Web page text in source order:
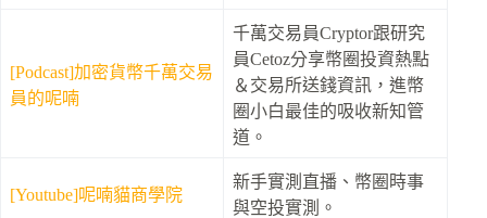
[Podcast]加密貨幣千萬交易
員的呢喃
千萬交易員Cryptor跟研究
員Cetoz分享幣圈投資熱點
＆交易所送錢資訊，進幣
圈小白最佳的吸收新知管
道。
[Youtube]呢喃貓商學院
新手實測直播、幣圈時事
與空投實測。